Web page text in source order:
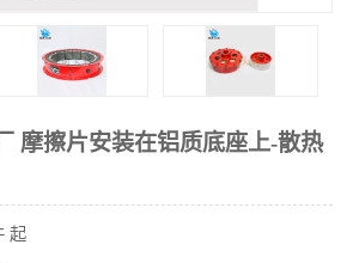
摩擦片安装在铝质底座上-散热
起